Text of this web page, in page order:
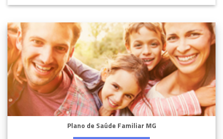
Plano de Saúde Familiar MG